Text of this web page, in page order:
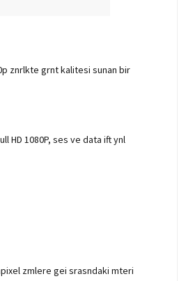
znrlkte grnt kalitesi sunan bir
HD 1080P, ses ve data ift ynl
zmlere gei srasndaki mteri